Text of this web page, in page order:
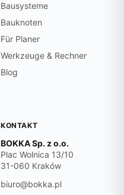
Bausysteme
Bauknoten
Für Planer
Werkzeuge & Rechner
Blog
KONTAKT
BOKKA Sp. z o.o.
Plac Wolnica 13/10
31-060 Kraków
biuro@bokka.pl